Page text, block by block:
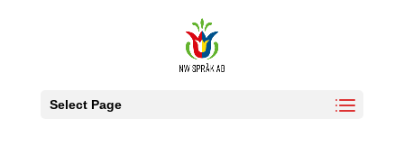
Select Page